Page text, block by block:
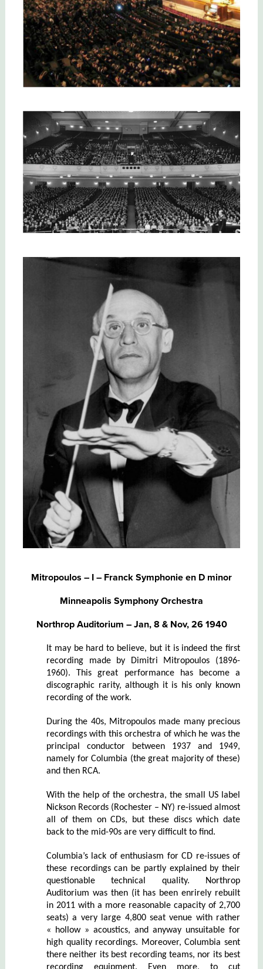
Mitropoulos – I – Franck Symphonie en D minor
Minneapolis Symphony Orchestra
Northrop Auditorium – Jan, 8 & Nov, 26 1940
It may be hard to believe, but it is indeed the first
recording made by Dimitri Mitropoulos (1896-
1960). This great performance has become a
discographic rarity, although it is his only known
recording of the work.
During the 40s, Mitropoulos made many precious
recordings with this orchestra of which he was the
principal conductor between 1937 and 1949,
namely for Columbia (the great majority of these)
and then RCA.
With the help of the orchestra, the small US label
Nickson Records (Rochester – NY) re-issued almost
all of them on CDs, but these discs which date
back to the mid-90s are very difficult to find.
Columbia’s lack of enthusiasm for CD re-issues of
these recordings can be partly explained by their
questionable technical quality. Northrop
Auditorium was then (it has been enrirely rebuilt
in 2011 with a more reasonable capacity of 2,700
seats) a very large 4,800 seat venue with rather
« hollow » acoustics, and anyway unsuitable for
high quality recordings. Moreover, Columbia sent
there neither its best recording teams, nor its best